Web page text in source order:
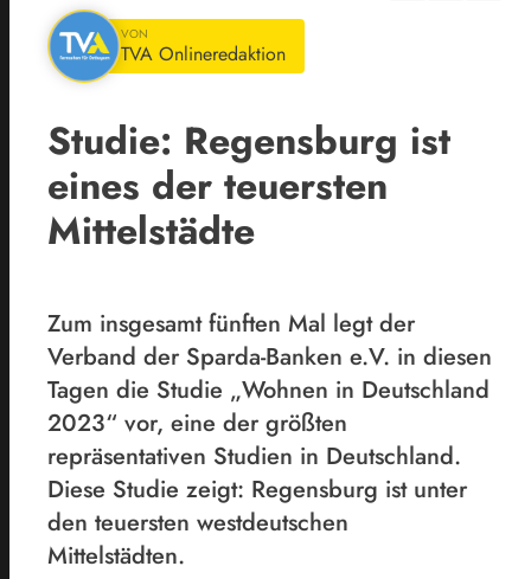
VON
TVA Onlineredaktion
Studie: Regensburg ist
eines der teuersten
Mittelstädte
Zum insgesamt fünften Mal legt der
Verband der Sparda-Banken e.V. in diesen
Tagen die Studie „Wohnen in Deutschland
2023“ vor, eine der größten
repräsentativen Studien in Deutschland.
Diese Studie zeigt: Regensburg ist unter
den teuersten westdeutschen
Mittelstädten.